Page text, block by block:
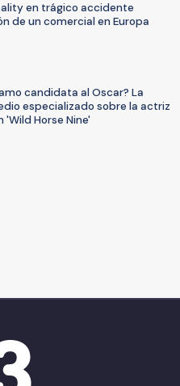
en trágico accidente
de un comercial en Europa
candidata al Oscar? La
especializado sobre la actriz
'Wild Horse Nine'